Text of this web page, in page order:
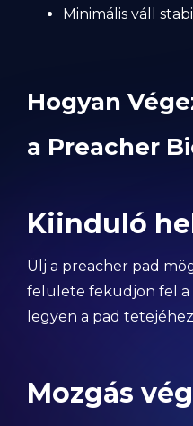
Minimális váll
Hogyan
a Preacher
Kiinduló
Ülj a preacher pad
felülete feküdjön fel a
legyen a pad
Mozgás